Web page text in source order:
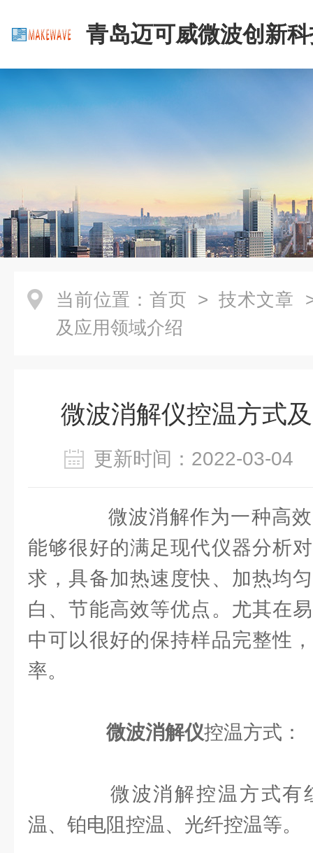
青岛迈可威微波创新
公司
当前位置： 首页 > 技术文章
及应用领域介绍
微波消解仪控温方式
更新时间：2022-03-
微波消解作为一种高效
能够很好的满足现代仪器分析
求，具备加热速度快、加热均
白、节能高效等优点。尤其在
中可以很好的保持样品完整性
率。
微波消解仪控温方式：
微波消解控温方式有
温、铂电阻控温、光纤控温等。